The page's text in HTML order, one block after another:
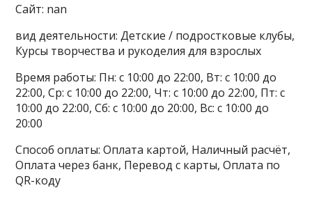
Сайт: nan
вид деятельности: Детские / подростковые клубы,
Курсы творчества и рукоделия для взрослых
Время работы: Пн: с 10:00 до 22:00, Вт: с 10:00 до
22:00, Ср: с 10:00 до 22:00, Чт: с 10:00 до 22:00, Пт: с
10:00 до 22:00, Сб: с 10:00 до 20:00, Вс: с 10:00 до
20:00
Способ оплаты: Оплата картой, Наличный расчёт,
Оплата через банк, Перевод с карты, Оплата по
QR-коду